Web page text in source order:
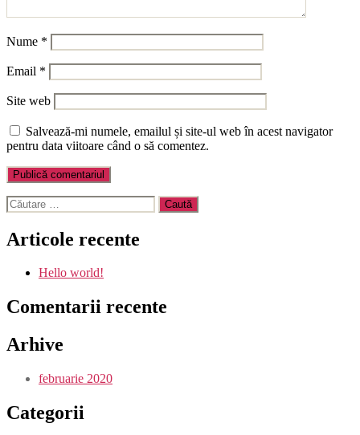
Nume *
Email *
Site web
Salvează-mi numele, emailul și site-ul web în acest navigator
pentru data viitoare când o să comentez.
Caută
după:
Articole recente
Hello world!
Comentarii recente
Arhive
februarie 2020
Categorii